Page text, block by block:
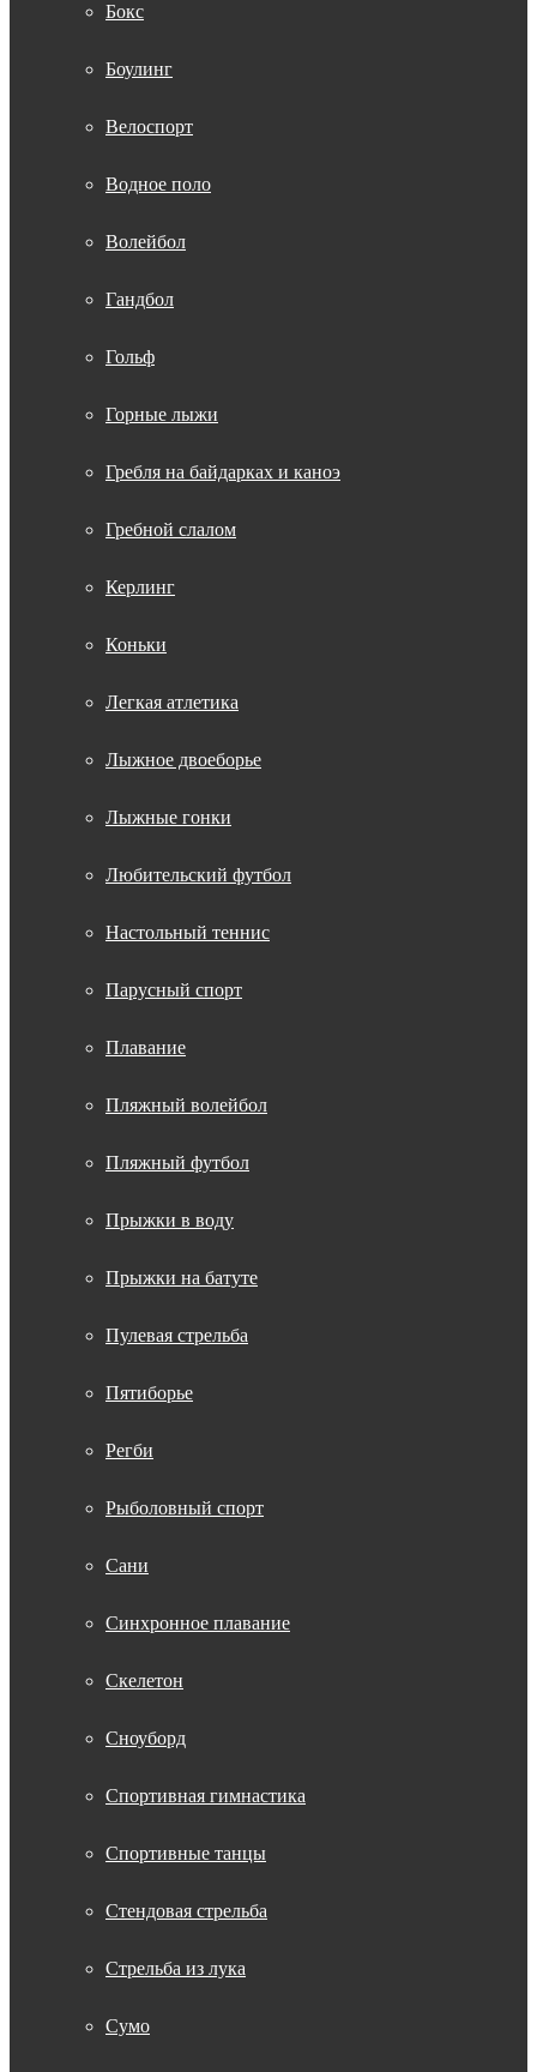
Бокс
Боулинг
Велоспорт
Водное поло
Волейбол
Гандбол
Гольф
Горные лыжи
Гребля на байдарках и каноэ
Гребной слалом
Керлинг
Коньки
Легкая атлетика
Лыжное двоеборье
Лыжные гонки
Любительский футбол
Настольный теннис
Парусный спорт
Плавание
Пляжный волейбол
Пляжный футбол
Прыжки в воду
Прыжки на батуте
Пулевая стрельба
Пятиборье
Регби
Рыболовный спорт
Сани
Синхронное плавание
Скелетон
Сноуборд
Спортивная гимнастика
Спортивные танцы
Стендовая стрельба
Стрельба из лука
Сумо